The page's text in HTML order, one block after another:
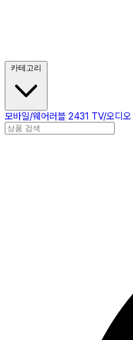
카테고리
모바일/웨어러블 2431 TV/오디오